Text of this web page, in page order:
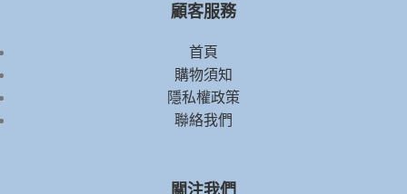
顧客服務
首頁
購物須知
隱私權政策
聯絡我們